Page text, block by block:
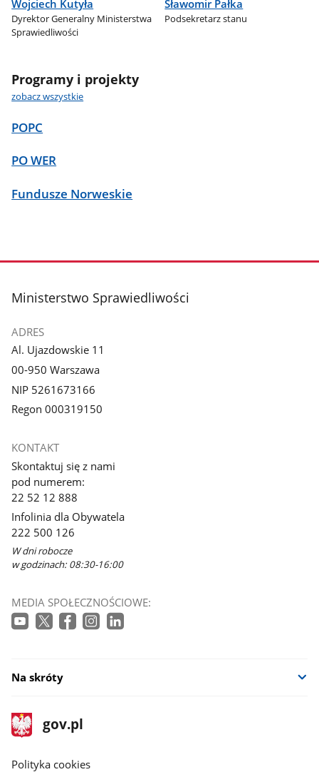
Wojciech Kutyła
Dyrektor Generalny Ministerstwa
Sprawiedliwości
Sławomir Pałka
Podsekretarz stanu
Programy i projekty
zobacz wszystkie
POPC
PO WER
Fundusze Norweskie
stopka
Ministerstwo Sprawiedliwości
ADRES
Al. Ujazdowskie 11
00-950 Warszawa
NIP 5261673166
Regon 000319150
KONTAKT
Skontaktuj się z nami
pod numerem:
22 52 12 888
Infolinia dla Obywatela
222 500 126
W dni robocze
w godzinach: 08:30-16:00
MEDIA SPOŁECZNOŚCIOWE:
Na skróty
stopka
gov.pl
Strona
gov.pl
gov.pl
Polityka cookies